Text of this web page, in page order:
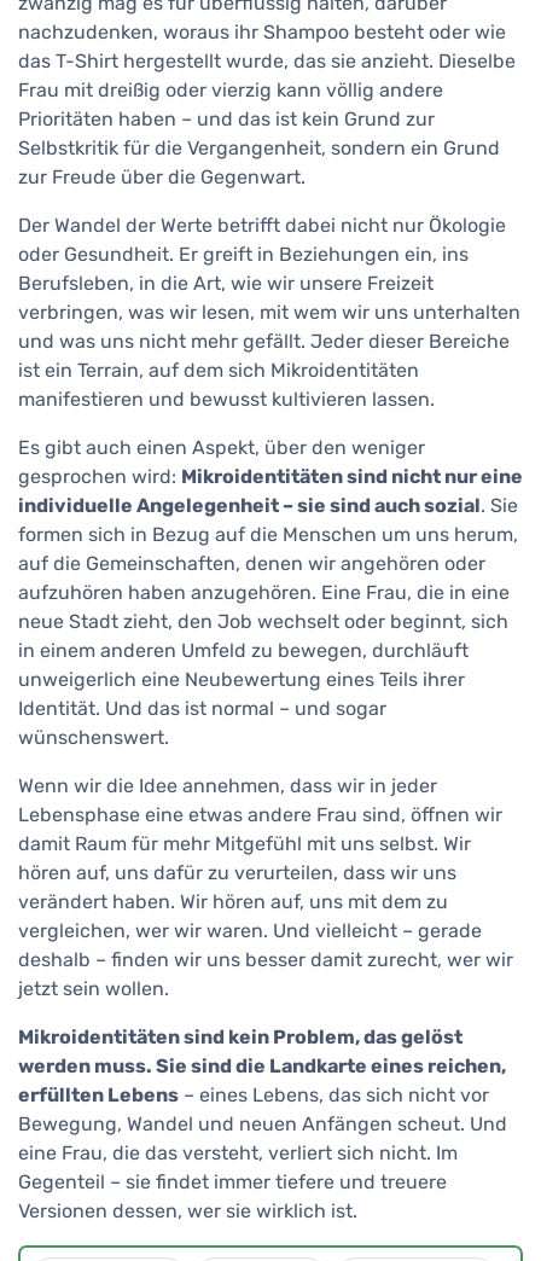
nachzudenken, woraus ihr Shampoo besteht oder wie
das T-Shirt hergestellt wurde, das sie anzieht. Dieselbe
Frau mit dreißig oder vierzig kann völlig andere
Prioritäten haben – und das ist kein Grund zur
Selbstkritik für die Vergangenheit, sondern ein Grund
zur Freude über die Gegenwart.
Der Wandel der Werte betrifft dabei nicht nur Ökologie
oder Gesundheit. Er greift in Beziehungen ein, ins
Berufsleben, in die Art, wie wir unsere Freizeit
verbringen, was wir lesen, mit wem wir uns unterhalten
und was uns nicht mehr gefällt. Jeder dieser Bereiche
ist ein Terrain, auf dem sich Mikroidentitäten
manifestieren und bewusst kultivieren lassen.
Es gibt auch einen Aspekt, über den weniger
gesprochen wird: Mikroidentitäten sind nicht nur eine
individuelle Angelegenheit – sie sind auch sozial. Sie
formen sich in Bezug auf die Menschen um uns herum,
auf die Gemeinschaften, denen wir angehören oder
aufzuhören haben anzugehören. Eine Frau, die in eine
neue Stadt zieht, den Job wechselt oder beginnt, sich
in einem anderen Umfeld zu bewegen, durchläuft
unweigerlich eine Neubewertung eines Teils ihrer
Identität. Und das ist normal – und sogar
wünschenswert.
Wenn wir die Idee annehmen, dass wir in jeder
Lebensphase eine etwas andere Frau sind, öffnen wir
damit Raum für mehr Mitgefühl mit uns selbst. Wir
hören auf, uns dafür zu verurteilen, dass wir uns
verändert haben. Wir hören auf, uns mit dem zu
vergleichen, wer wir waren. Und vielleicht – gerade
deshalb – finden wir uns besser damit zurecht, wer wir
jetzt sein wollen.
Mikroidentitäten sind kein Problem, das gelöst
werden muss. Sie sind die Landkarte eines reichen,
erfüllten Lebens – eines Lebens, das sich nicht vor
Bewegung, Wandel und neuen Anfängen scheut. Und
eine Frau, die das versteht, verliert sich nicht. Im
Gegenteil – sie findet immer tiefere und treuere
Versionen dessen, wer sie wirklich ist.